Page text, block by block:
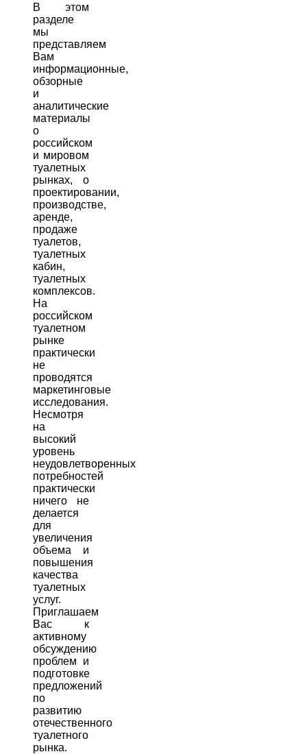
В этом
разделе
мы
представляем
Вам
информационные,
обзорные
и
аналитические
материалы
о
российском
и мировом
туалетных
рынках, о
проектировании,
производстве,
аренде,
продаже
туалетов,
туалетных
кабин,
туалетных
комплексов.
На
российском
туалетном
рынке
практически
не
проводятся
маркетинговые
исследования.
Несмотря
на
высокий
уровень
неудовлетворенных
потребностей
практически
ничего не
делается
для
увеличения
объема и
повышения
качества
туалетных
услуг.
Приглашаем
Вас к
активному
обсуждению
проблем и
подготовке
предложений
по
развитию
отечественного
туалетного
рынка.